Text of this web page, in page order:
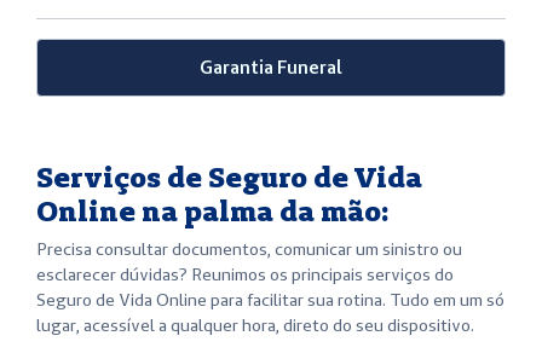
Garantia Funeral
Serviços de Seguro de Vida
Online na palma da mão:
Precisa consultar documentos, comunicar um sinistro ou
esclarecer dúvidas? Reunimos os principais serviços do
Seguro de Vida Online para facilitar sua rotina. Tudo em um só
lugar, acessível a qualquer hora, direto do seu dispositivo.